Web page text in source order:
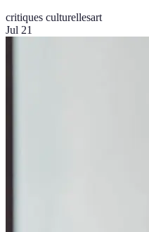
critiques culturellesart
Jul 21